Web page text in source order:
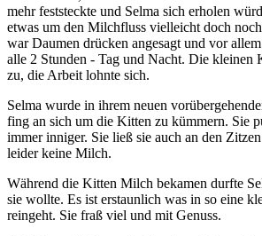
mehr feststeckte und Selma sich erholen
etwas um den Milchfluss vielleicht doch
war Daumen drücken angesagt und vor
alle 2 Stunden - Tag und Nacht. Die kleinen
zu, die Arbeit lohnte sich.
Selma wurde in ihrem neuen
fing an sich um die Kitten zu kümmern. Sie
immer inniger. Sie ließ sie auch an den
leider keine Milch.
Während die Kitten Milch bekamen durfte
sie wollte. Es ist erstaunlich was in so eine
reingeht. Sie fraß viel und mit Genuss.